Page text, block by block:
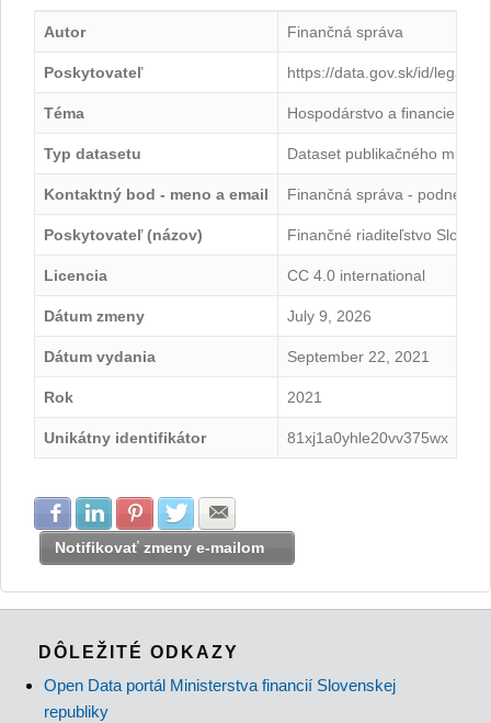
Autor Finančná správa
Poskytovateľ https://data.gov.sk/id/legal-
Téma Hospodárstvo a financie
Typ datasetu Dataset publikačného
Kontaktný bod - meno a email Finančná správa -
Poskytovateľ (názov) Finančné riaditeľstvo
Licencia CC 4.0 international
Dátum zmeny July 9, 2026
Dátum vydania September 22, 2021
Rok 2021
Unikátny identifikátor 81xj1a0yhle20vv375wx
Zdielať na Facebook
Zdielať na LinkedIn
Zdielať na Pinterest
Zdielať na Twitter
Notifikovať zmeny e-mailom
DÔLEŽITÉ ODKAZY
Open Data portál Ministerstva financií Slovenskej
republiky